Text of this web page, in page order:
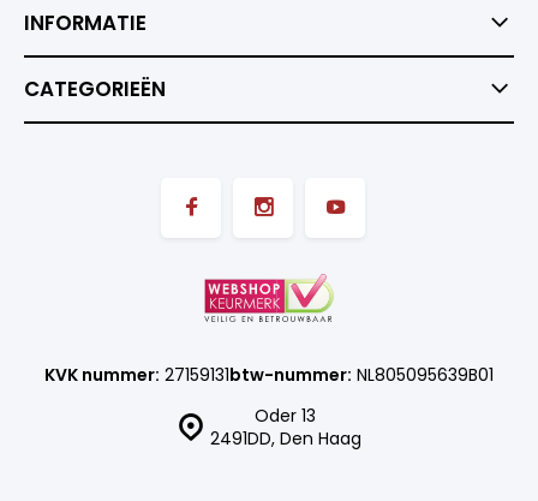
INFORMATIE
CATEGORIEËN
Oder 13
2491DD, Den Haag
KVK nummer: 27159131btw-nummer: NL805095639B01